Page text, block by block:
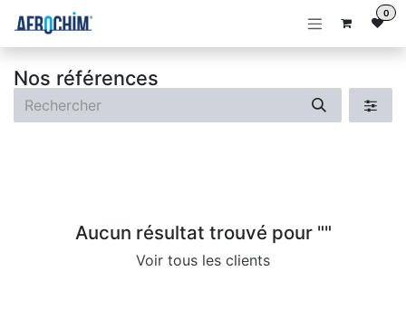
Se rendre au contenu 0
Nos références
Aucun résultat trouvé pour ""
Voir tous les clients